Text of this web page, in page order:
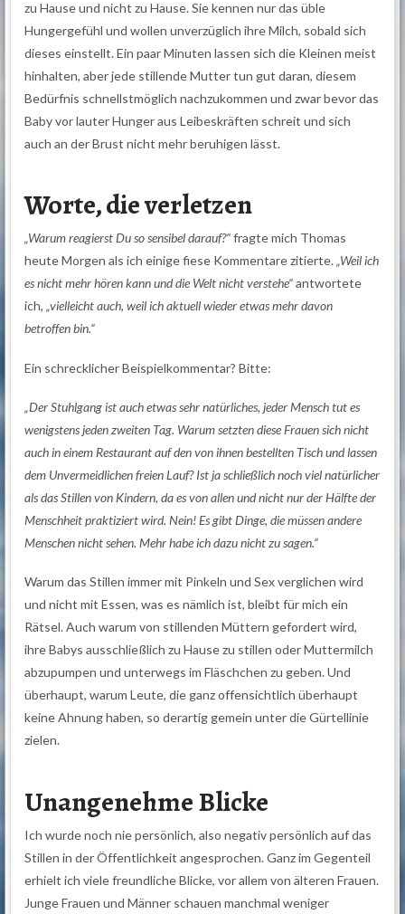
zu Hause und nicht zu Hause. Sie kennen nur das üble
Hungergefühl und wollen unverzüglich ihre Milch, sobald sich
dieses einstellt. Ein paar Minuten lassen sich die Kleinen meist
hinhalten, aber jede stillende Mutter tun gut daran, diesem
Bedürfnis schnellstmöglich nachzukommen und zwar bevor das
Baby vor lauter Hunger aus Leibeskräften schreit und sich
auch an der Brust nicht mehr beruhigen lässt.
Worte, die verletzen
„Warum reagierst Du so sensibel darauf?“fragte mich Thomas
heute Morgen als ich einige fiese Kommentare zitierte.„Weil ich
es nicht mehr hören kann und die Welt nicht verstehe“antwortete
ich,„vielleicht auch, weil ich aktuell wieder etwas mehr davon
betroffen bin.“
Ein schrecklicher Beispielkommentar? Bitte:
„Der Stuhlgang ist auch etwas sehr natürliches, jeder Mensch tut es
wenigstens jeden zweiten Tag. Warum setzten diese Frauen sich nicht
auch in einem Restaurant auf den von ihnen bestellten Tisch und lassen
dem Unvermeidlichen freien Lauf? Ist ja schließlich noch viel natürlicher
als das Stillen von Kindern, da es von allen und nicht nur der Hälfte der
Menschheit praktiziert wird. Nein! Es gibt Dinge, die müssen andere
Menschen nicht sehen. Mehr habe ich dazu nicht zu sagen.“
Warum das Stillen immer mit Pinkeln und Sex verglichen wird
und nicht mit Essen, was es nämlich ist, bleibt für mich ein
Rätsel. Auch warum von stillenden Müttern gefordert wird,
ihre Babys ausschließlich zu Hause zu stillen oder Muttermilch
abzupumpen und unterwegs im Fläschchen zu geben. Und
überhaupt, warum Leute, die ganz offensichtlich überhaupt
keine Ahnung haben, so derartig gemein unter die Gürtellinie
zielen.
Unangenehme Blicke
Ich wurde noch nie persönlich, also negativ persönlich auf das
Stillen in der Öffentlichkeit angesprochen. Ganz im Gegenteil
erhielt ich viele freundliche Blicke, vor allem von älteren Frauen.
Junge Frauen und Männer schauen manchmal weniger